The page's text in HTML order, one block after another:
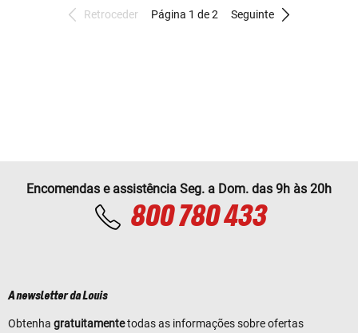
Retroceder Página 1 de 2 Seguinte
Encomendas e assistência Seg. a Dom. das 9h às 20h
800 780 433
A newsletter da Louis
Obtenha gratuitamentetodas as informações sobre ofertas